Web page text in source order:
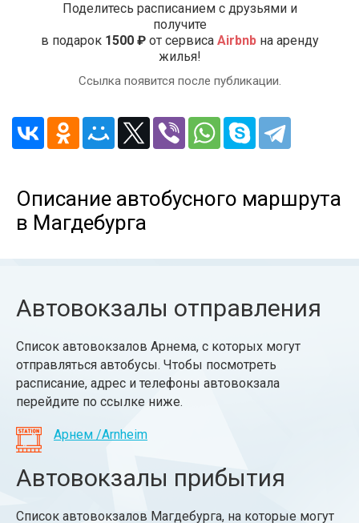
Поделитесь расписанием с друзьями и
получите
в подарок 1500 ₽от сервиса Airbnbна аренду
жилья!
Ссылка появится после публикации.
Описание автобусного маршрута
в Магдебурга
Автовокзалы отправления
Список автовокзалов Арнема, с которых могут
отправляться автобусы. Чтобы посмотреть
расписание, адрес и телефоны автовокзала
перейдите по ссылке ниже.
Арнем /Arnheim
Автовокзалы прибытия
Список автовокзалов Магдебурга, на которые могут